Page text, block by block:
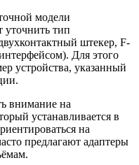
модели
уточнить тип
штекер, F-
Для этого
устройства, указанный
внимание на
устанавливается в
на
предлагают адаптеры